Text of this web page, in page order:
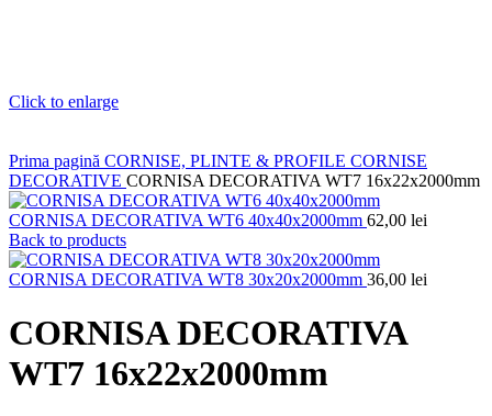
Click to enlarge
Prima pagină CORNISE, PLINTE & PROFILE CORNISE
DECORATIVE CORNISA DECORATIVA WT7 16x22x2000mm
CORNISA DECORATIVA WT6 40x40x2000mm 62,00 lei
Back to products
CORNISA DECORATIVA WT8 30x20x2000mm 36,00 lei
CORNISA DECORATIVA
WT7 16x22x2000mm